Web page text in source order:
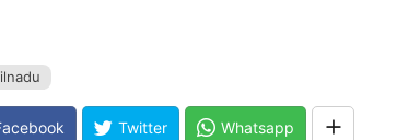
Twitter Whatsapp